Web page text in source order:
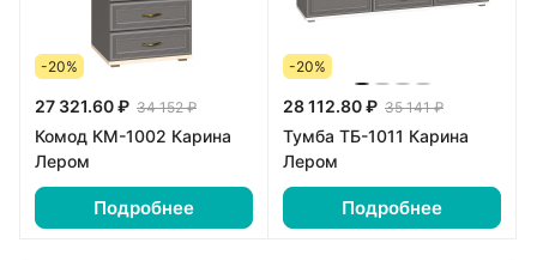
-20%
27 321.60 ₽ 34 152 ₽
Комод КМ-1002 Карина
Лером
Подробнее
-20%
28 112.80 ₽ 35 141 ₽
Тумба ТБ-1011 Карина
Лером
Подробнее